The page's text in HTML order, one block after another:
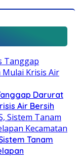
Darurat
Air Bersih
Tanam